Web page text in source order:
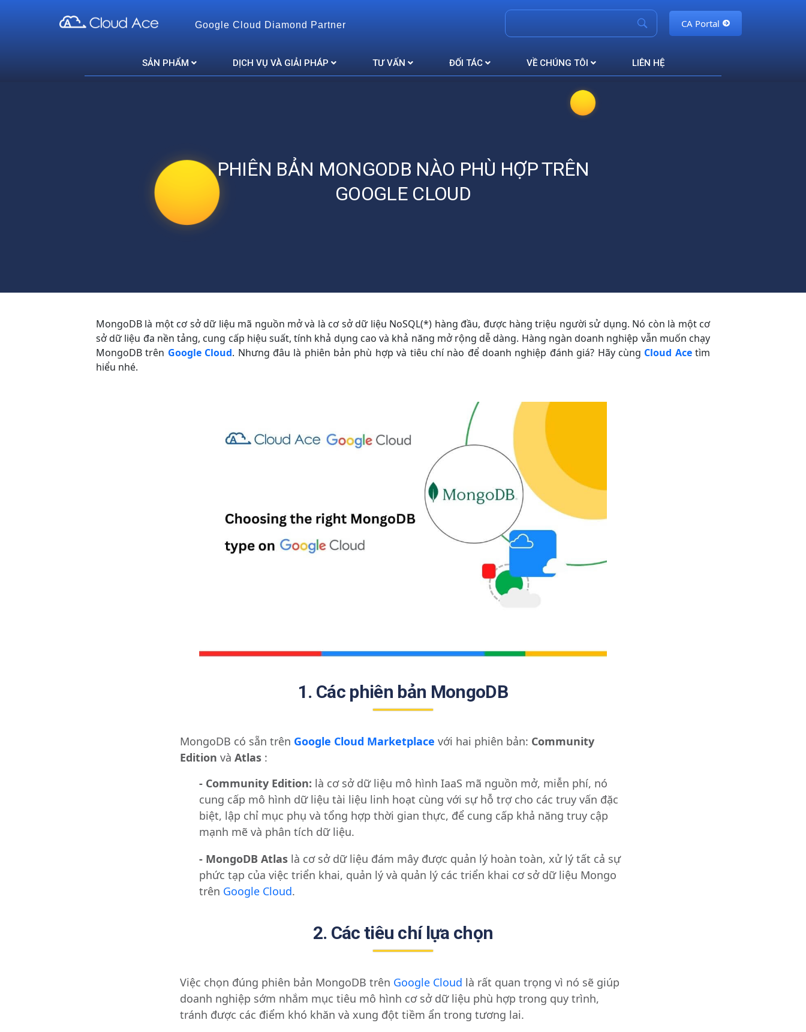
Google Cloud Diamond Partner CA Portal
SẢN PHẨM DỊCH VỤ VÀ GIẢI PHÁP TƯ VẤN ĐỐI TÁC VỀ CHÚNG TÔI LIÊN HỆ
PHIÊN BẢN MONGODB NÀO PHÙ HỢP TRÊN
GOOGLE CLOUD
MongoDB là một cơ sở dữ liệu mã nguồn mở và là cơ sở dữ liệu NoSQL(*) hàng đầu, được hàng triệu người sử dụng. Nó còn là một cơ
sở dữ liệu đa nền tảng, cung cấp hiệu suất, tính khả dụng cao và khả năng mở rộng dễ dàng. Hàng ngàn doanh nghiệp vẫn muốn chạy
MongoDB trên Google Cloud. Nhưng đâu là phiên bản phù hợp và tiêu chí nào để doanh nghiệp đánh giá? Hãy cùng Cloud Acetìm
hiểu nhé.
1. Các phiên bản MongoDB
MongoDB có sẵn trên Google Cloud Marketplace với hai phiên bản: Community
Edition và Atlas :
- Community Edition: là cơ sở dữ liệu mô hình IaaS mã nguồn mở, miễn phí, nó
cung cấp mô hình dữ liệu tài liệu linh hoạt cùng với sự hỗ trợ cho các truy vấn đặc
biệt, lập chỉ mục phụ và tổng hợp thời gian thực, để cung cấp khả năng truy cập
mạnh mẽ và phân tích dữ liệu.
- MongoDB Atlas là cơ sở dữ liệu đám mây được quản lý hoàn toàn, xử lý tất cả sự
phức tạp của việc triển khai, quản lý và quản lý các triển khai cơ sở dữ liệu Mongo
trên Google Cloud.
2. Các tiêu chí lựa chọn
Việc chọn đúng phiên bản MongoDB trên Google Cloud là rất quan trọng vì nó sẽ giúp
doanh nghiệp sớm nhắm mục tiêu mô hình cơ sở dữ liệu phù hợp trong quy trình,
tránh được các điểm khó khăn và xung đột tiềm ẩn trong tương lai.